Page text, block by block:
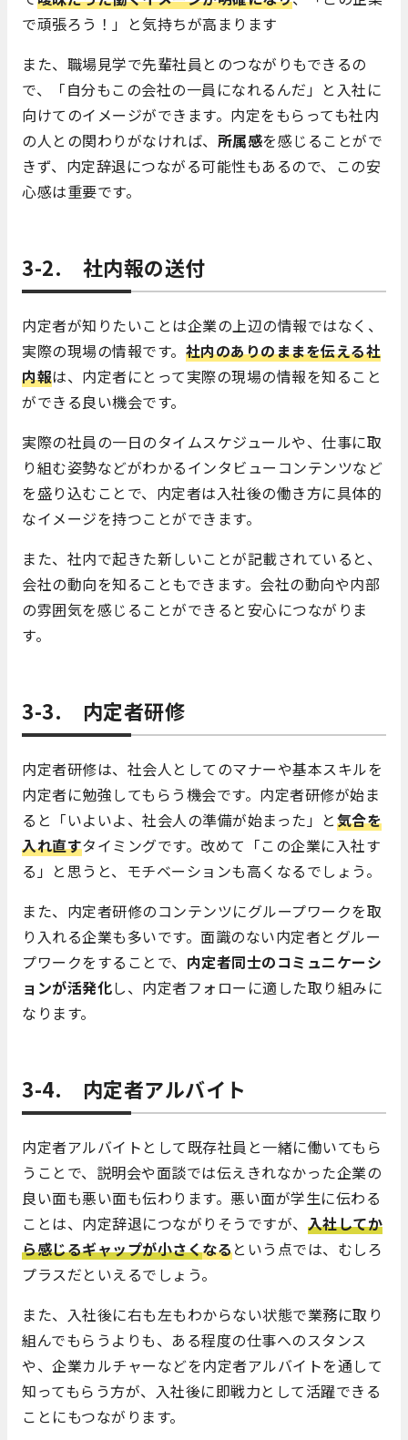
で頑張ろう！」と気持ちが高まります
また、職場見学で先輩社員とのつながりもできるの
で、「自分もこの会社の一員になれるんだ」と入社に
向けてのイメージができます。内定をもらっても社内
の人との関わりがなければ、 所属感を感じることがで
きず、内定辞退につながる可能性もあるので、この安
心感は重要です。
3-2. 社内報の送付
内定者が知りたいことは企業の上辺の情報ではなく、
実際の現場の情報です。 社内のありのままを伝える社
内報は、内定者にとって実際の現場の情報を知ること
ができる良い機会です。
実際の社員の一日のタイムスケジュールや、仕事に取
り組む姿勢などがわかるインタビューコンテンツなど
を盛り込むことで、内定者は入社後の働き方に具体的
なイメージを持つことができます。
また、社内で起きた新しいことが記載されていると、
会社の動向を知ることもできます。会社の動向や内部
の雰囲気を感じることができると安心につながりま
す。
3-3. 内定者研修
内定者研修は、社会人としてのマナーや基本スキルを
内定者に勉強してもらう機会です。内定者研修が始ま
ると「いよいよ、社会人の準備が始まった」と気合を
入れ直すタイミングです。改めて「この企業に入社す
る」と思うと、モチベーションも高くなるでしょう。
また、内定者研修のコンテンツにグループワークを取
り入れる企業も多いです。面識のない内定者とグルー
プワークをすることで、 内定者同士のコミュニケーシ
ョンが活発化し、内定者フォローに適した取り組みに
なります。
3-4. 内定者アルバイト
内定者アルバイトとして既存社員と一緒に働いてもら
うことで、説明会や面談では伝えきれなかった企業の
良い面も悪い面も伝わります。悪い面が学生に伝わる
ことは、内定辞退につながりそうですが、 入社してか
ら感じるギャップが小さくなるという点では、むしろ
プラスだといえるでしょう。
また、入社後に右も左もわからない状態で業務に取り
組んでもらうよりも、ある程度の仕事へのスタンス
や、企業カルチャーなどを内定者アルバイトを通して
知ってもらう方が、入社後に即戦力として活躍できる
ことにもつながります。